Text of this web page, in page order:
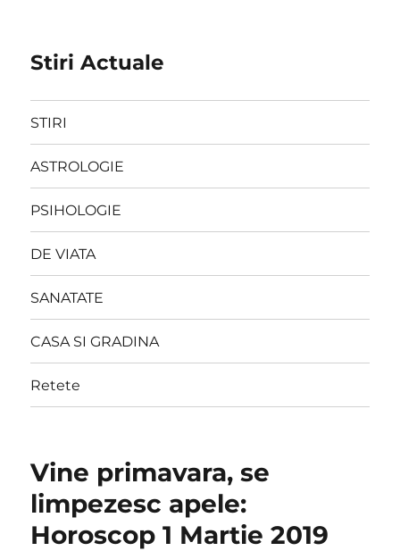
Stiri Actuale
STIRI
ASTROLOGIE
PSIHOLOGIE
DE VIATA
SANATATE
CASA SI GRADINA
Retete
Vine primavara, se
limpezesc apele:
Horoscop 1 Martie 2019